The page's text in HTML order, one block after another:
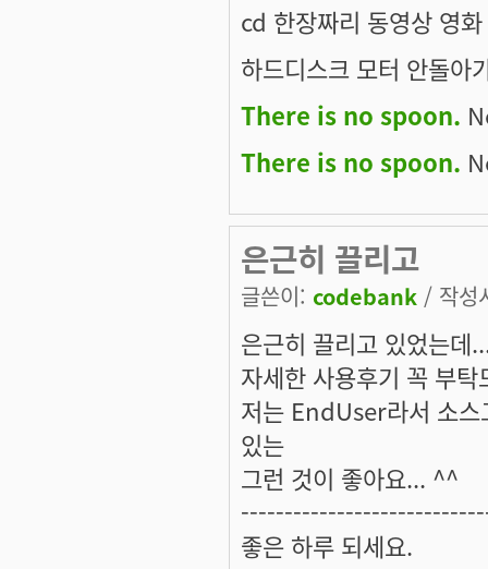
cd 한장짜리 동영상 영
하드디스크 모터 안돌아
There is no spoon.
There is no spoon.
은근히 끌리고
글쓴이: codebank / 작성
은근히 끌리고 있었는데
자세한 사용후기 꼭 부
저는 EndUser라서 소스
있는
그런 것이 좋아요... ^^
좋은 하루 되세요.